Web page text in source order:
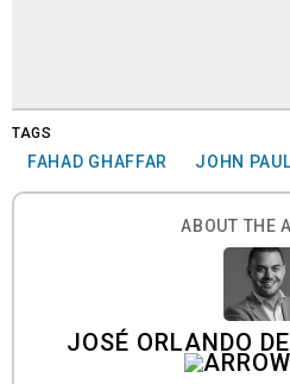
TAGS
FAHAD GHAFFAR JOHN
ABOUT THE
JOSÉ ORLANDO